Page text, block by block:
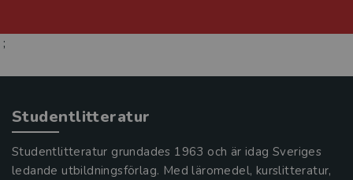
;
Studentlitteratur
Studentlitteratur grundades 1963 och är idag Sveriges
ledande utbildningsförlag. Med läromedel, kurslitteratur,